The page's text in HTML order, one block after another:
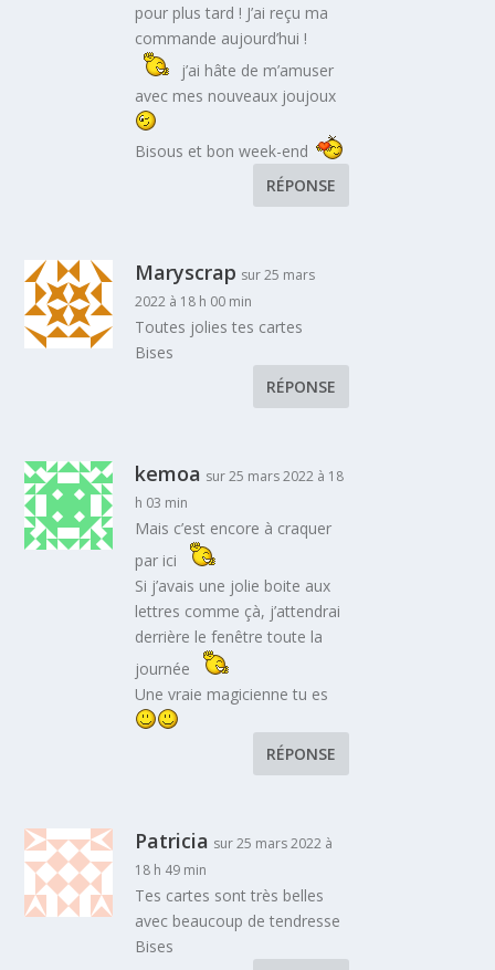
pour plus tard ! J’ai reçu ma
commande aujourd’hui !
j’ai hâte de m’amuser
avec mes nouveaux joujoux
Bisous et bon week-end
RÉPONSE
Maryscrap sur 25 mars
2022 à 18 h 00 min
Toutes jolies tes cartes
Bises
RÉPONSE
kemoa sur 25 mars 2022 à 18
h 03 min
Mais c’est encore à craquer
par ici
Si j’avais une jolie boite aux
lettres comme çà, j’attendrai
derrière le fenêtre toute la
journée
Une vraie magicienne tu es
RÉPONSE
Patricia sur 25 mars 2022 à
18 h 49 min
Tes cartes sont très belles
avec beaucoup de tendresse
Bises